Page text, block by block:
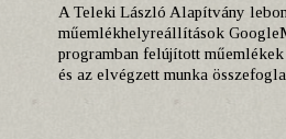
A Teleki László Alapítvány
műemlékhelyreállítások
programban felújított
és az elvégzett munka